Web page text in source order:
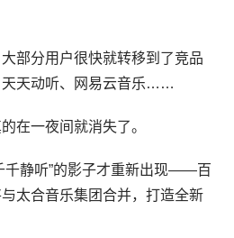
部分用户很快就转移到了竞品
天动听、网易云音乐……
在一夜间就消失了。
千静听”的影子才重新出现——百
太合音乐集团合并，打造全新